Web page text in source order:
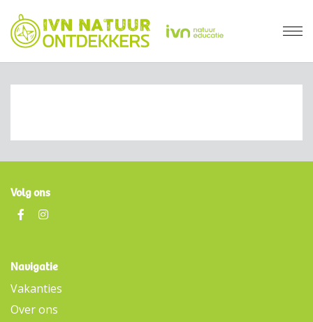
Volg ons
Navigatie
Vakanties
Over ons